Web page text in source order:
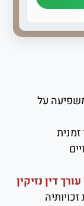
על
עורך דין נזיקין